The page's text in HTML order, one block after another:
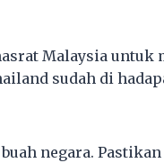
Malaysia
sudah di
negara.